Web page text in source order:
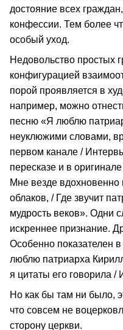
достояние всех
конфессии. Тем более
особый уход.
Недовольство простых
конфигурацией
порой проявляется в
например, можно
песню «Я люблю
неуклюжими словами,
первом канале /
пересказе и в
Мне везде вдохновенно
облаков, / Где звучит
мудрость веков». Одни
искреннее признание.
Особенно показателен
люблю патриарха
я цитаты его говорила /
Но как бы там ни было,
что совсем не
сторону церкви.